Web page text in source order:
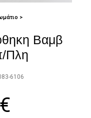
Βαμβ
Πλη
6106
€